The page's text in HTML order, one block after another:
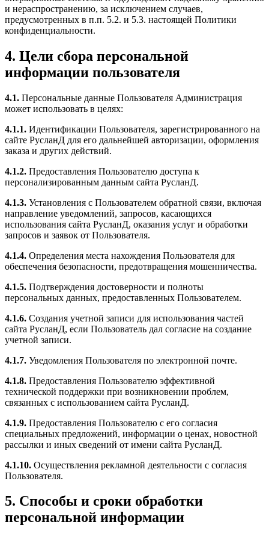
и нераспространению, за исключением случаев,
предусмотренных в п.п. 5.2. и 5.3. настоящей Политики
конфиденциальности.
4. Цели сбора персональной
информации пользователя
4.1. Персональные данные Пользователя Администрация
может использовать в целях:
4.1.1. Идентификации Пользователя, зарегистрированного на
сайте РусланД для его дальнейшей авторизации, оформления
заказа и других действий.
4.1.2. Предоставления Пользователю доступа к
персонализированным данным сайта РусланД.
4.1.3. Установления с Пользователем обратной связи, включая
направление уведомлений, запросов, касающихся
использования сайта РусланД, оказания услуг и обработки
запросов и заявок от Пользователя.
4.1.4. Определения места нахождения Пользователя для
обеспечения безопасности, предотвращения мошенничества.
4.1.5. Подтверждения достоверности и полноты
персональных данных, предоставленных Пользователем.
4.1.6. Создания учетной записи для использования частей
сайта РусланД, если Пользователь дал согласие на создание
учетной записи.
4.1.7. Уведомления Пользователя по электронной почте.
4.1.8. Предоставления Пользователю эффективной
технической поддержки при возникновении проблем,
связанных с использованием сайта РусланД.
4.1.9. Предоставления Пользователю с его согласия
специальных предложений, информации о ценах, новостной
рассылки и иных сведений от имени сайта РусланД.
4.1.10. Осуществления рекламной деятельности с согласия
Пользователя.
5. Способы и сроки обработки
персональной информации